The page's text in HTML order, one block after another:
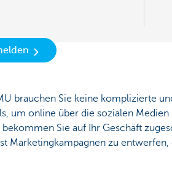
brauchen Sie keine komplizierte
um online über die sozialen
Sie auf Ihr Geschäft
Marketingkampagnen zu